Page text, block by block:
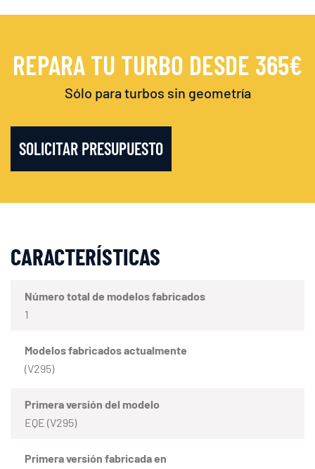
REPARA TU TURBO DESDE 365€
Sólo para turbos sin geometría
SOLICITAR PRESUPUESTO
CARACTERÍSTICAS
Número total de modelos fabricados
1
Modelos fabricados actualmente
(V295)
Primera versión del modelo
EQE (V295)
Primera versión fabricada en